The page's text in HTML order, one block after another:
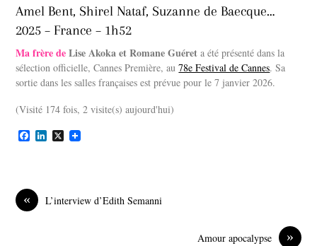
Amel Bent, Shirel Nataf, Suzanne de Baecque…
2025 – France – 1h52
Ma frère deLise Akoka et Romane Guéret a été présenté dans la
sélection officielle, Cannes Première, au78e Festival de Cannes. Sa
sortie dans les salles françaises est prévue pour le 7 janvier 2026.
(Visité 174 fois, 2 visite(s) aujourd'hui)
F
o
o
k
L
I
X
« L’interview d’Edith Semanni
»
Amour apocalypse